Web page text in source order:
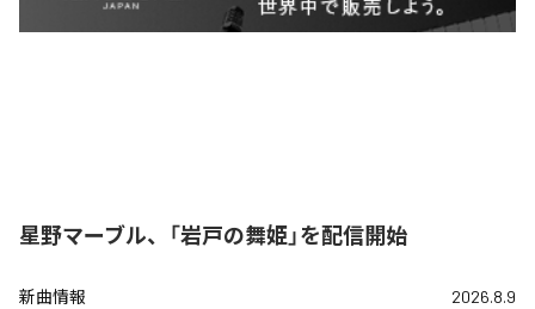
星野マーブル、「岩戸の舞姫」を配信開始
新曲情報 2026.8.9